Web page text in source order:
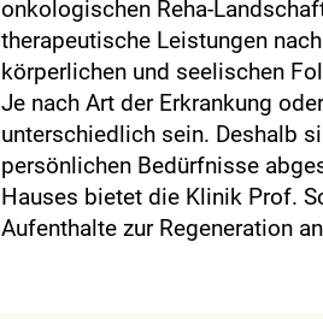
onkologischen Reha-
therapeutische Leistungen
körperlichen und seelischen
Je nach Art der Erkrankung
unterschiedlich sein. Deshalb
persönlichen Bedürfnisse
Hauses bietet die Klinik Prof.
Aufenthalte zur Regeneration